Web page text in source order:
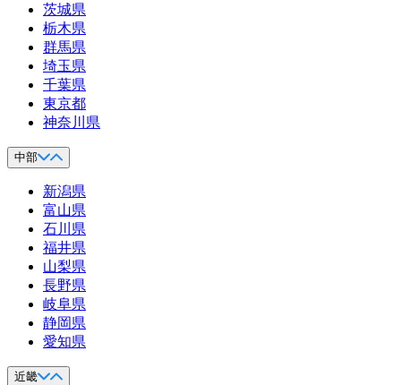
茨城県
栃木県
群馬県
埼玉県
千葉県
東京都
神奈川県
中部
新潟県
富山県
石川県
福井県
山梨県
長野県
岐阜県
静岡県
愛知県
近畿